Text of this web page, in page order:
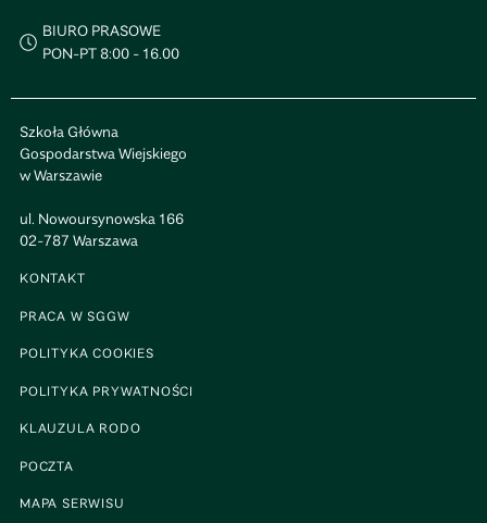
BIURO PRASOWE
PON-PT 8:00 - 16.00
Szkoła Główna
Gospodarstwa Wiejskiego
w Warszawie
ul. Nowoursynowska 166
02-787 Warszawa
KONTAKT
PRACA W SGGW
POLITYKA COOKIES
POLITYKA PRYWATNOŚCI
KLAUZULA RODO
POCZTA
MAPA SERWISU